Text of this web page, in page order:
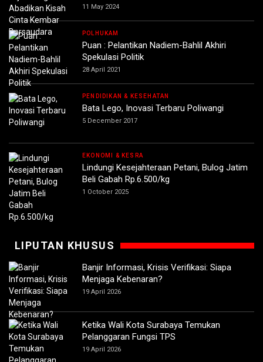
11 May 2024
POLHUKAM
Puan : Pelantikan Nadiem-Bahlil Akhiri
Spekulasi Politik
28 April 2021
PENDIDIKAN & KESEHATAN
Bata Lego, Inovasi Terbaru Poliwangi
5 December 2017
EKONOMI & KESRA
Lindungi Kesejahteraan Petani, Bulog Jatim
Beli Gabah Rp.6.500/kg
1 October 2025
LIPUTAN KHUSUS
Banjir Informasi, Krisis Verifikasi: Siapa
Menjaga Kebenaran?
19 April 2026
Ketika Wali Kota Surabaya Temukan
Pelanggaran Fungsi TPS
19 April 2026